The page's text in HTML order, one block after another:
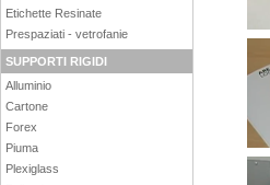
Etichette Resinate
Prespaziati - vetrofanie
SUPPORTI RIGIDI
Alluminio
Cartone
Forex
Piuma
Plexiglass